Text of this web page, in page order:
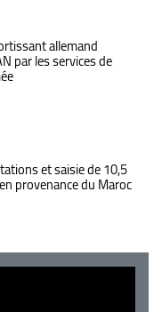
allemand
par les services de
et saisie de 10,5
provenance du Maroc